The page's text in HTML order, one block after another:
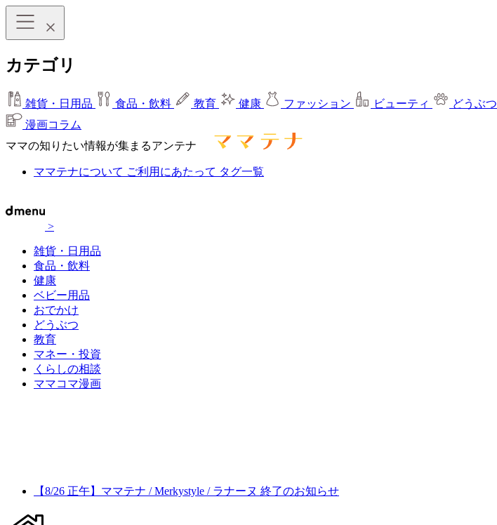
カテゴリ
雑貨・日用品 食品・飲料 教育 健康 ファッション ビューティ どうぶつ
漫画コラム
ママの知りたい情報が集まるアンテナ
ママテナについて ご利用にあたって タグ一覧
>
雑貨・日用品
食品・飲料
健康
ベビー用品
おでかけ
どうぶつ
教育
マネー・投資
くらしの相談
ママコマ漫画
【8/26 正午】ママテナ / Merkystyle / ラナーヌ 終了のお知らせ